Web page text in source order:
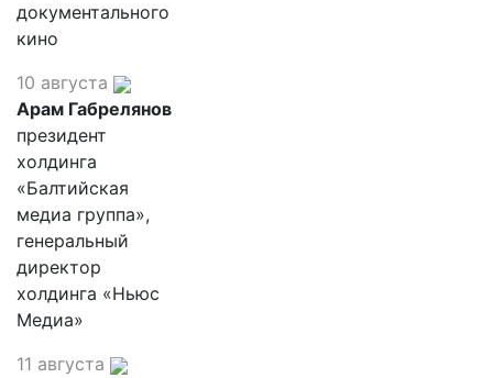
документального
кино
10 августа
Арам Габрелянов
президент
холдинга
«Балтийская
медиа группа»,
генеральный
директор
холдинга «Ньюс
Медиа»
11 августа